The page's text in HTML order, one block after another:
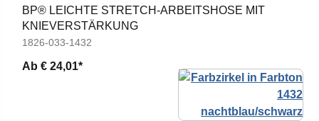
BP® LEICHTE STRETCH-ARBEITSHOSE MIT
KNIEVERSTÄRKUNG
1826-033-1432
Ab € 24,01*